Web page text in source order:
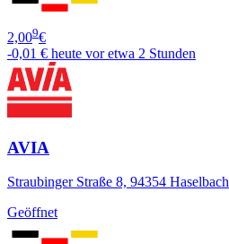
2,009€
-0,01 € heute vor etwa 2 Stunden
AVIA
Straubinger Straße 8, 94354 Haselbach
Geöffnet